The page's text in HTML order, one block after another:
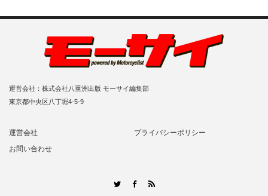
運営会社：株式会社八重洲出版 モーサイ編集部
東京都中央区八丁堀4-5-9
運営会社
プライバシーポリシー
お問い合わせ
TwitterFacebook